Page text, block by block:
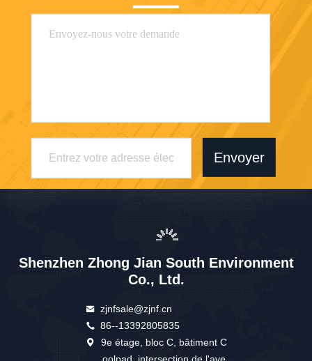
Envoyer
Shenzhen Zhong Jian South Environment
Co., Ltd.
zjnfsale@zjnf.cn
86--13392805835
9e étage, bloc C, bâtiment C